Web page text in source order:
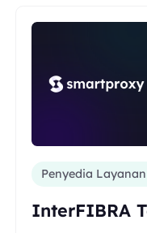
Penyedia
InterFIBRA